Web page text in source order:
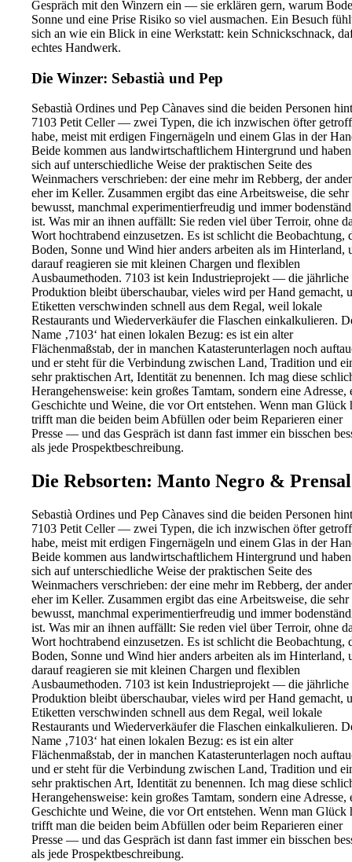
Gespräch mit den Winzern ein — sie erklären gern, warum
Sonne und eine Prise Risiko so viel ausmachen. Ein Besuch
sich an wie ein Blick in eine Werkstatt: kein Schnickschnack,
echtes Handwerk.
Die Winzer: Sebastià und Pep
Sebastià Ordines und Pep Cànaves sind die beiden Personen
7103 Petit Celler — zwei Typen, die ich inzwischen öfter
habe, meist mit erdigen Fingernägeln und einem Glas in der
Beide kommen aus landwirtschaftlichem Hintergrund und haben
sich auf unterschiedliche Weise der praktischen Seite des
Weinmachers verschrieben: der eine mehr im Rebberg, der
eher im Keller. Zusammen ergibt das eine Arbeitsweise, die sehr
bewusst, manchmal experimentierfreudig und immer
ist. Was mir an ihnen auffällt: Sie reden viel über Terroir, ohne
Wort hochtrabend einzusetzen. Es ist schlicht die Beobachtung,
Boden, Sonne und Wind hier anders arbeiten als im Hinterland,
darauf reagieren sie mit kleinen Chargen und flexiblen
Ausbaumethoden. 7103 ist kein Industrieprojekt — die jährliche
Produktion bleibt überschaubar, vieles wird per Hand gemacht,
Etiketten verschwinden schnell aus dem Regal, weil lokale
Restaurants und Wiederverkäufer die Flaschen einkalkulieren.
Name ‚7103‘ hat einen lokalen Bezug: es ist ein alter
Flächenmaßstab, der in manchen Katasterunterlagen noch
und er steht für die Verbindung zwischen Land, Tradition und
sehr praktischen Art, Identität zu benennen. Ich mag diese
Herangehensweise: kein großes Tamtam, sondern eine Adresse,
Geschichte und Weine, die vor Ort entstehen. Wenn man Glück
trifft man die beiden beim Abfüllen oder beim Reparieren einer
Presse — und das Gespräch ist dann fast immer ein bisschen
als jede Prospektbeschreibung.
Die Rebsorten: Manto Negro & Prensal
Sebastià Ordines und Pep Cànaves sind die beiden Personen
7103 Petit Celler — zwei Typen, die ich inzwischen öfter
habe, meist mit erdigen Fingernägeln und einem Glas in der
Beide kommen aus landwirtschaftlichem Hintergrund und haben
sich auf unterschiedliche Weise der praktischen Seite des
Weinmachers verschrieben: der eine mehr im Rebberg, der
eher im Keller. Zusammen ergibt das eine Arbeitsweise, die sehr
bewusst, manchmal experimentierfreudig und immer
ist. Was mir an ihnen auffällt: Sie reden viel über Terroir, ohne
Wort hochtrabend einzusetzen. Es ist schlicht die Beobachtung,
Boden, Sonne und Wind hier anders arbeiten als im Hinterland,
darauf reagieren sie mit kleinen Chargen und flexiblen
Ausbaumethoden. 7103 ist kein Industrieprojekt — die jährliche
Produktion bleibt überschaubar, vieles wird per Hand gemacht,
Etiketten verschwinden schnell aus dem Regal, weil lokale
Restaurants und Wiederverkäufer die Flaschen einkalkulieren.
Name ‚7103‘ hat einen lokalen Bezug: es ist ein alter
Flächenmaßstab, der in manchen Katasterunterlagen noch
und er steht für die Verbindung zwischen Land, Tradition und
sehr praktischen Art, Identität zu benennen. Ich mag diese
Herangehensweise: kein großes Tamtam, sondern eine Adresse,
Geschichte und Weine, die vor Ort entstehen. Wenn man Glück
trifft man die beiden beim Abfüllen oder beim Reparieren einer
Presse — und das Gespräch ist dann fast immer ein bisschen
als jede Prospektbeschreibung.